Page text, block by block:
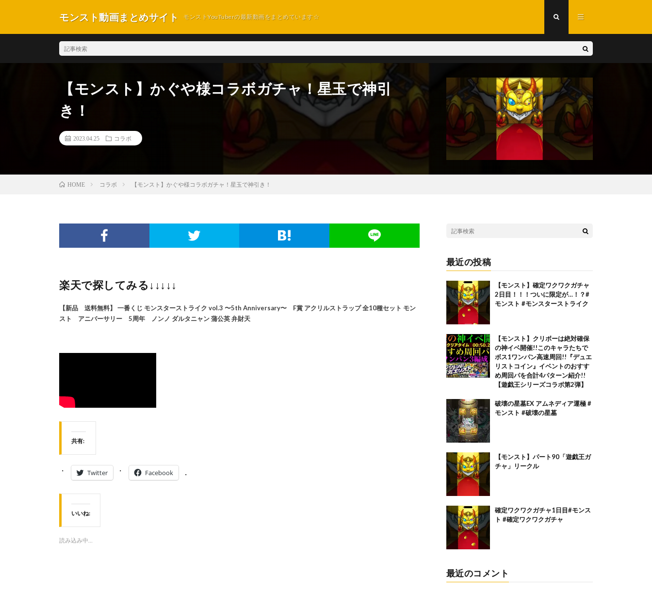
モンスト動画まとめサイト モンストYouTuberの最新動画をまとめています☆
【モンスト】かぐや様コラボガチャ！星玉で神引
き！
2023.04.25 コラボ
HOME コラボ 【モンスト】かぐや様コラボガチャ！星玉で神引き！
楽天で探してみる↓↓↓↓↓
【新品 送料無料】 一番くじ モンスターストライク vol.3 〜5th Anniversary〜 F賞 アクリルストラップ 全10種セット モン
スト アニバーサリー 5周年 ノンノ ダルタニャン 蒲公英 弁財天
共有:
Twitter Facebook
いいね:
読み込み中…
最近の投稿
【モンスト】確定ワクワクガチャ
2日目！！！ついに限定が…！？#
モンスト #モンスターストライク
【モンスト】クリボーは絶対確保
の神イベ開催!!このキャラたちで
ボス1ワンパン高速周回!!『デュエ
リストコイン』イベントのおすす
め周回パを合計4パターン紹介!!
【遊戯王シリーズコラボ第2弾】
破壊の星墓EX アムネディア運極 #
モンスト #破壊の星墓
【モンスト】パート90「遊戯王ガ
チャ」リークル
確定ワクワクガチャ1日目#モンス
ト #確定ワクワクガチャ
最近のコメント